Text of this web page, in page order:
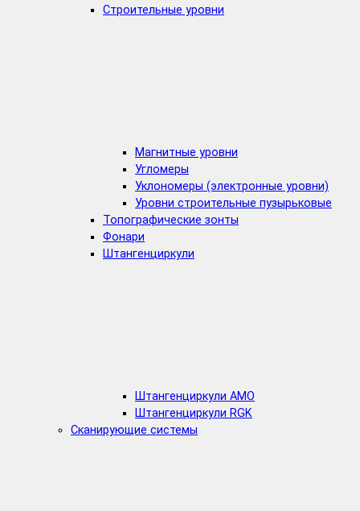
Строительные уровни
Магнитные уровни
Угломеры
Уклономеры (электронные уровни)
Уровни строительные пузырьковые
Топографические зонты
Фонари
Штангенциркули
Штангенциркули AMO
Штангенциркули RGK
Сканирующие системы